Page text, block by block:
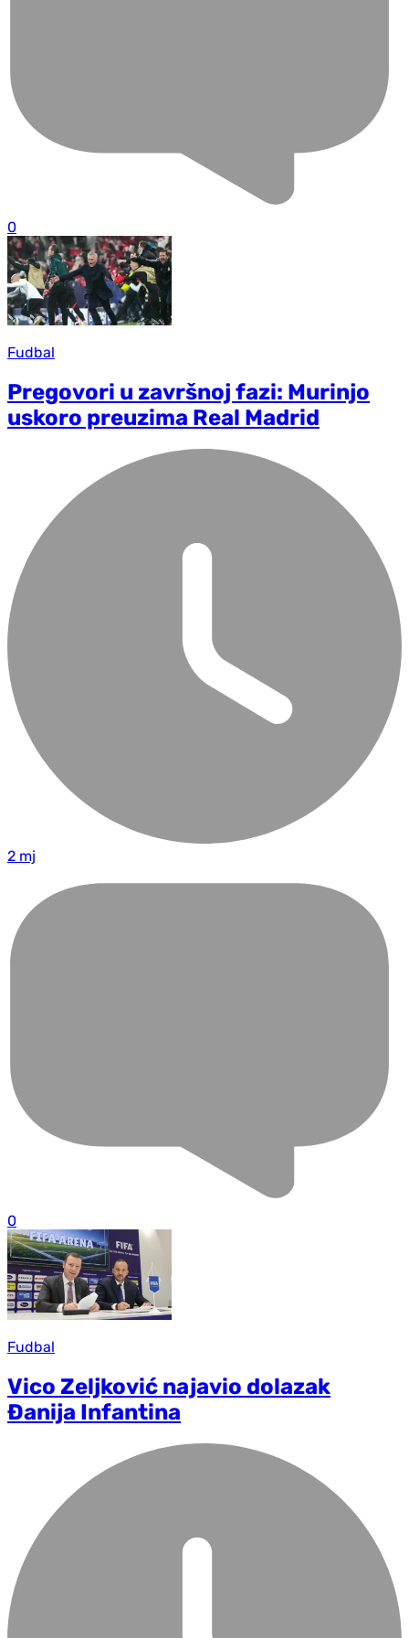
0
Fudbal
Pregovori u završnoj fazi: Murinjo
uskoro preuzima Real Madrid
2 mj
0
Fudbal
Vico Zeljković najavio dolazak
Đanija Infantina